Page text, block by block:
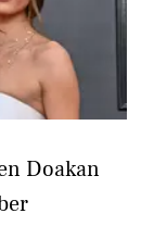
Doakan